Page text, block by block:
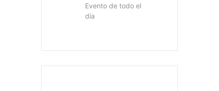
Evento de todo el
día